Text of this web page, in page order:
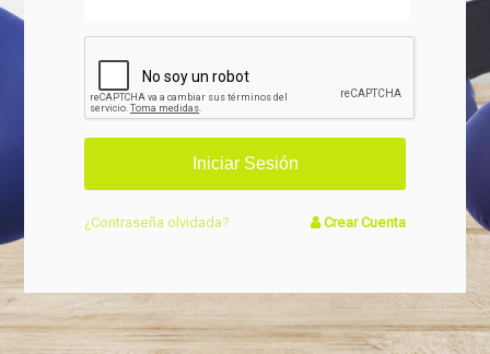
¿Contraseña olvidada? Crear Cuenta